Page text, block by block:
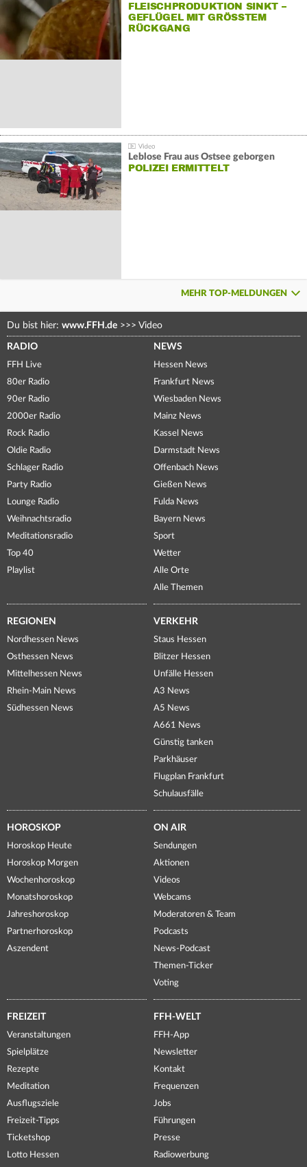
FLEISCHPRODUKTION SINKT –
GEFLÜGEL MIT GRÖSSTEM R
ÜCKGANG
Leblose Frau aus Ostsee geborgen
POLIZEI ERMITTELT
MEHR TOP-MELDUNGEN
Du bist hier: www.FFH.de >>> Video
RADIO
FFH Live
80er Radio
90er Radio
2000er Radio
Rock Radio
Oldie Radio
Schlager Radio
Party Radio
Lounge Radio
Weihnachtsradio
Meditationsradio
Top 40
Playlist
NEWS
Hessen News
Frankfurt News
Wiesbaden News
Mainz News
Kassel News
Darmstadt News
Offenbach News
Gießen News
Fulda News
Bayern News
Sport
Wetter
Alle Orte
Alle Themen
REGIONEN
Nordhessen News
Osthessen News
Mittelhessen News
Rhein-Main News
Südhessen News
VERKEHR
Staus Hessen
Blitzer Hessen
Unfälle Hessen
A3 News
A5 News
A661 News
Günstig tanken
Parkhäuser
Flugplan Frankfurt
Schulausfälle
HOROSKOP
Horoskop Heute
Horoskop Morgen
Wochenhoroskop
Monatshoroskop
Jahreshoroskop
Partnerhoroskop
Aszendent
ON AIR
Sendungen
Aktionen
Videos
Webcams
Moderatoren & Team
Podcasts
News-Podcast
Themen-Ticker
Voting
FREIZEIT
Veranstaltungen
Spielplätze
Rezepte
Meditation
Ausflugsziele
Freizeit-Tipps
Ticketshop
Lotto Hessen
FFH-WELT
FFH-App
Newsletter
Kontakt
Frequenzen
Jobs
Führungen
Presse
Radiowerbung